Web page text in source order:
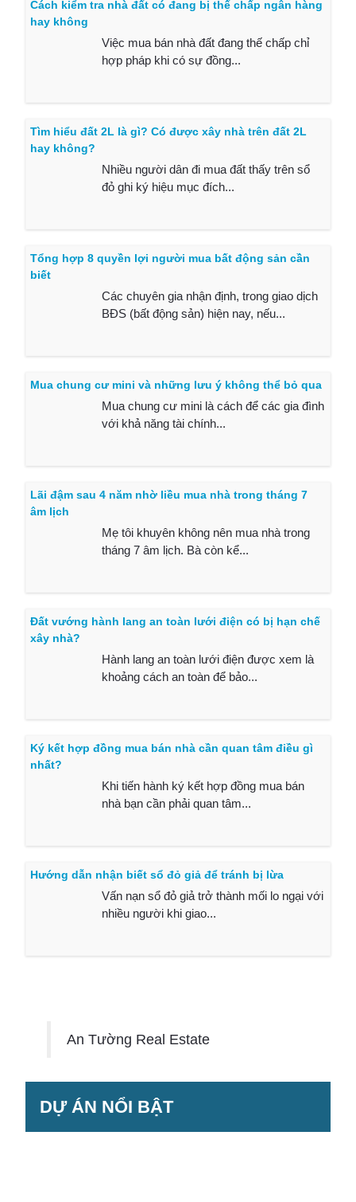
Cách kiểm tra nhà đất có đang bị thế chấp ngân hàng
hay không
Việc mua bán nhà đất đang thế chấp chỉ
hợp pháp khi có sự đồng...
Tìm hiểu đất 2L là gì? Có được xây nhà trên đất 2L
hay không?
Nhiều người dân đi mua đất thấy trên sổ
đỏ ghi ký hiệu mục đích...
Tổng hợp 8 quyền lợi người mua bất động sản cần
biết
Các chuyên gia nhận định, trong giao dịch
BĐS (bất động sản) hiện nay, nếu...
Mua chung cư mini và những lưu ý không thể bỏ qua
Mua chung cư mini là cách để các gia đình
với khả năng tài chính...
Lãi đậm sau 4 năm nhờ liều mua nhà trong tháng 7
âm lịch
Mẹ tôi khuyên không nên mua nhà trong
tháng 7 âm lịch. Bà còn kể...
Đất vướng hành lang an toàn lưới điện có bị hạn chế
xây nhà?
Hành lang an toàn lưới điện được xem là
khoảng cách an toàn để bảo...
Ký kết hợp đồng mua bán nhà cần quan tâm điều gì
nhất?
Khi tiến hành ký kết hợp đồng mua bán
nhà bạn cần phải quan tâm...
Hướng dẫn nhận biết sổ đỏ giả để tránh bị lừa
Vấn nạn sổ đỏ giả trở thành mối lo ngại với
nhiều người khi giao...
An Tường Real Estate
DỰ ÁN NỔI BẬT